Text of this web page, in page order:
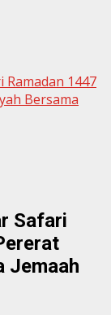
1447
Bersama
Safari
Jemaah